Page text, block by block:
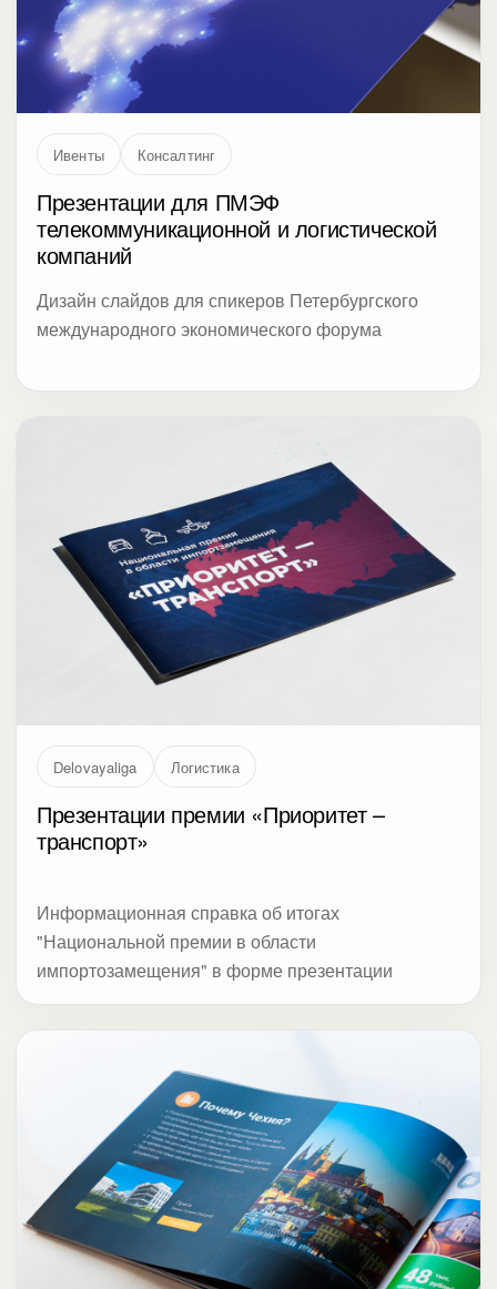
Ивенты Консалтинг
Презентации для ПМЭФ
телекоммуникационной и логистической
компаний
Дизайн слайдов для спикеров Петербургского
международного экономического форума
Delovayaliga Логистика
Презентации премии «Приоритет –
транспорт»
Информационная справка об итогах
"Национальной премии в области
импортозамещения" в форме презентации